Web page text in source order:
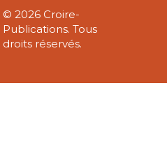
© 2026 Croire-
Publications. Tous
droits réservés.